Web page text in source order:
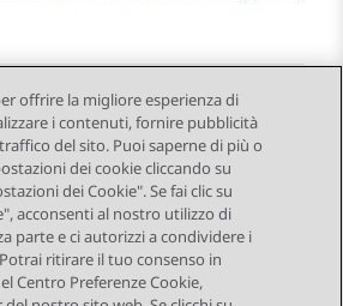
Argomento successivo
offrire la migliore esperienza di
i contenuti, fornire pubblicità
del sito. Puoi saperne di più o
dei cookie cliccando su
dei Cookie". Se fai clic su
acconsenti al nostro utilizzo di
parte e ci autorizzi a condividere i
ritirare il tuo consenso in
Centro Preferenze Cookie,